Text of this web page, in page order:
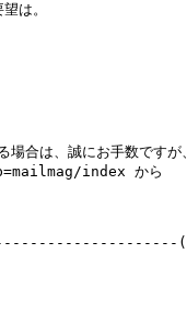
は。
場合は、誠にお手数ですが
index から
(C)